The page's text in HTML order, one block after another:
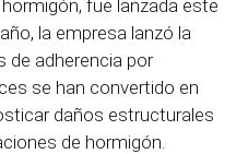
fue lanzada este
la empresa lanzó la
de adherencia por
se han convertido en
daños estructurales
de hormigón.